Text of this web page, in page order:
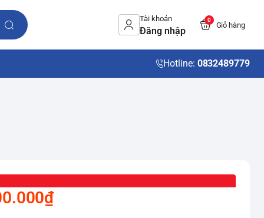
Tài khoản
Đăng nhập
0
Giỏ hàng
Hotline: 0832489779